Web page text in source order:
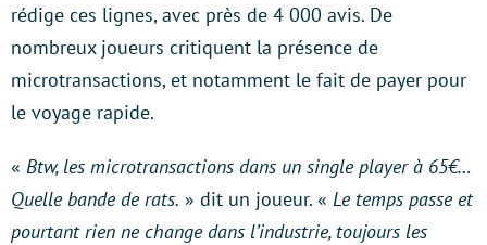
rédige ces lignes, avec près de 4 000 avis. De
nombreux joueurs critiquent la présence de
microtransactions, et notamment le fait de payer pour
le voyage rapide.
« Btw, les microtransactions dans un single player à 65€…
Quelle bande de rats. » dit un joueur. « Le temps passe et
pourtant rien ne change dans l’industrie, toujours les